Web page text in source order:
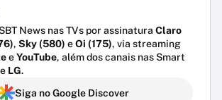
News nas TVs por assinatura Claro
, Sky (580) eOi (175), via streaming
eYouTube, além dos canais nas Smart
e LG.
Siga no Google Discover